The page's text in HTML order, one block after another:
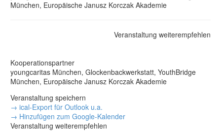
München, Europäische Janusz Korczak Akademie
Veranstaltung weiterempfehlen
Kooperationspartner
youngcaritas München, Glockenbackwerkstatt, YouthBridge
München, Europäische Janusz Korczak Akademie
Veranstaltung speichern
→ ical-Export für Outlook u.a.
→ Hinzufügen zum Google-Kalender
Veranstaltung weiterempfehlen